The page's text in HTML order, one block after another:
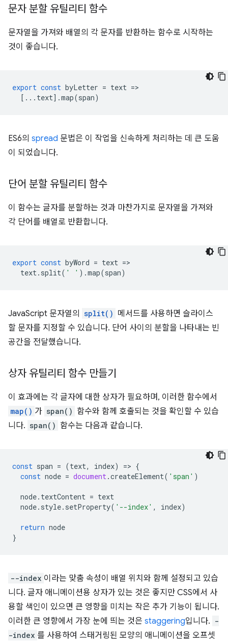
문자 분할 유틸리티 함수
문자열을 가져와 배열의 각 문자를 반환하는 함수로 시작하는
것이 좋습니다.
export const byLetter = text =
[... text].map(span)
ES6의 spread 문법은 이 작업을 신속하게 처리하는 데 큰 도움
이 되었습니다.
단어 분할 유틸리티 함수
이 함수는 글자를 분할하는 것과 마찬가지로 문자열을 가져와
각 단어를 배열로 반환합니다.
export const byWord = text =
text. split( ' ' ).map(span)
JavaScript 문자열의 split() 메서드를 사용하면 슬라이스
할 문자를 지정할 수 있습니다. 단어 사이의 분할을 나타내는 빈
공간을 전달했습니다.
상자 유틸리티 함수 만들기
이 효과에는 각 글자에 대한 상자가 필요하며, 이러한 함수에서
map() 가 span() 함수와 함께 호출되는 것을 확인할 수 있습
니다. span() 함수는 다음과 같습니다.
const span = (text, index) => {
const node = document.createElement( 'span' )
node. textContent = text
node. style. setProperty( '--index' , index)
return node
}
--index 이라는 맞춤 속성이 배열 위치와 함께 설정되고 있습
니다. 글자 애니메이션용 상자가 있는 것은 좋지만 CSS에서 사
용할 색인이 있으면 큰 영향을 미치는 작은 추가 기능이 됩니다.
이러한 큰 영향에서 가장 눈에 띄는 것은 staggering입니다. -
-index 를 사용하여 스태거링된 모양의 애니메이션을 오프셋